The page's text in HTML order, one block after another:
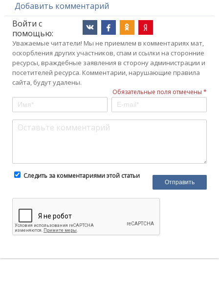
Добавить комментарий
Войти с
помощью:
Уважаемые читатели! Мы не приемлем в комментариях мат,
оскорбления других участников, спам и ссылки на сторонние
ресурсы, враждебные заявления в сторону администрации и
посетителей ресурса. Комментарии, нарушающие правила
сайта, будут удалены.
Обязательные поля отмечены *
Следить за комментариями этой статьи